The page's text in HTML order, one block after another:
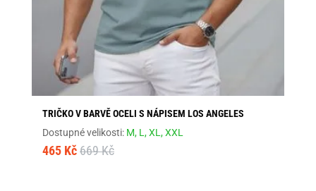
TRIČKO V BARVĚ OCELI S NÁPISEM LOS ANGELES
Dostupné velikosti: M, L,XL,XXL
465 Kč 669 Kč